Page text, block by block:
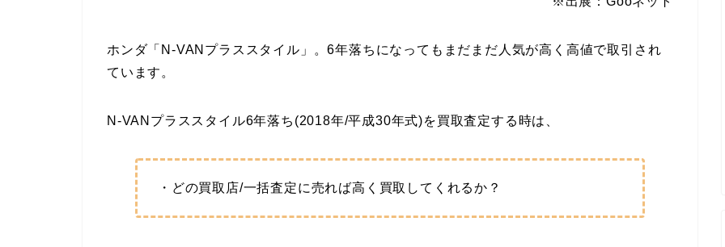
ホンダ「N-VANプラススタイル」。6年落ちになってもまだまだ人気が高く高値で取引され
ています。
N-VANプラススタイル6年落ち(2018年/平成30年式)を買取査定する時は、
・どの買取店/一括査定に売れば高く買取してくれるか？